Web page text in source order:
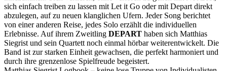
sich einfach treiben zu lassen mit Let it Go oder mit Depart direkt
abzulegen, auf zu neuen klanglichen Ufern. Jeder Song berichtet
von einer anderen Reise, jedes Solo erzählt die individuellen
Erlebnisse. Auf ihrem Zweitling DEPART haben sich Matthias
Siegrist und sein Quartett noch einmal hörbar weiterentwickelt. Die
Band ist zur starken Einheit gewachsen, die perfekt harmoniert und
durch ihre grenzenlose Spielfreude begeistert.